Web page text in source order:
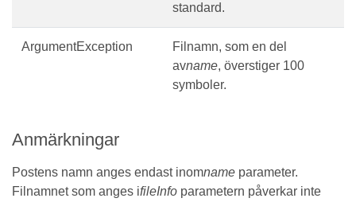
standard.
ArgumentException
Filnamn, som en del
avname, överstiger 100
symboler.
Anmärkningar
Postens namn anges endast inomname parameter.
Filnamnet som anges ifileInfo parametern påverkar inte